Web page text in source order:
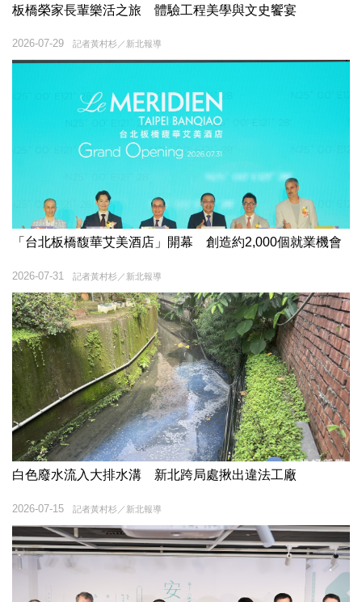
板橋榮家長輩樂活之旅 體驗工程美學與文史饗宴
記者黃村杉／新北報導
2026-07-29
「台北板橋馥華艾美酒店」開幕 創造約2,000個就業機會
記者黃村杉／新北報導
2026-07-31
白色廢水流入大排水溝 新北跨局處揪出違法工廠
記者黃村杉／新北報導
2026-07-15